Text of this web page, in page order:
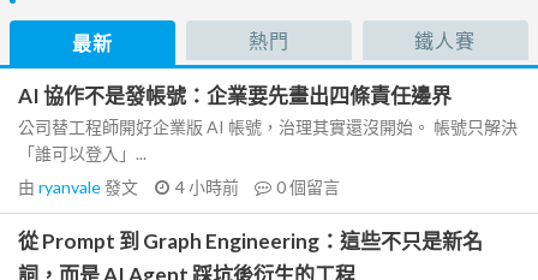
最新 熱門 鐵人賽
AI 協作不是發帳號：企業要先畫出四條責任邊界
公司替工程師開好企業版 AI 帳號，治理其實還沒開始。 帳號只解決
「誰可以登入」...
由 ryanvale發文 4 小時前 0個留言
從 Prompt 到 Graph Engineering：這些不只是新名
詞，而是 AI Agent 踩坑後衍生的工程